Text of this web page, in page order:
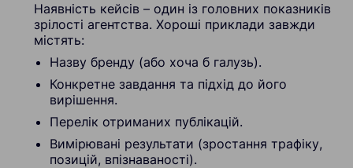
Наявність кейсів – один із головних показників
зрілості агентства. Хороші приклади завжди
містять:
Назву бренду (або хоча б галузь).
Конкретне завдання та підхід до його
вирішення.
Перелік отриманих публікацій.
Вимірювані результати (зростання трафіку,
позицій, впізнаваності).